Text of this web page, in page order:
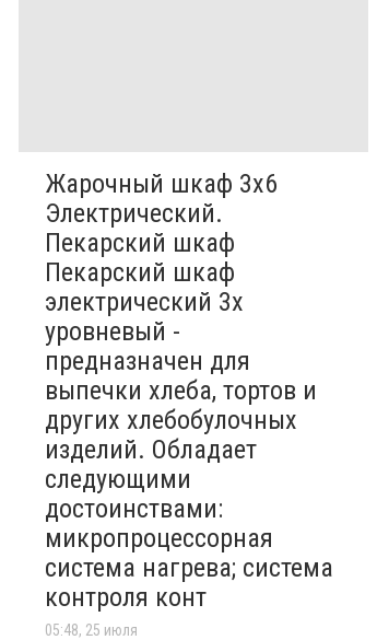
Жарочный шкаф 3х6
Электрический.
Пекарский шкаф
Пекарский шкаф
электрический 3х
уровневый -
предназначен для
выпечки хлеба, тортов и
других хлебобулочных
изделий. Обладает
следующими
достоинствами:
микропроцессорная
система нагрева; система
контроля конт
05:48, 25 июля